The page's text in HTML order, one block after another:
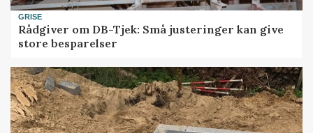
GRISE
Rådgiver om DB-Tjek: Små justeringer kan give
store besparelser